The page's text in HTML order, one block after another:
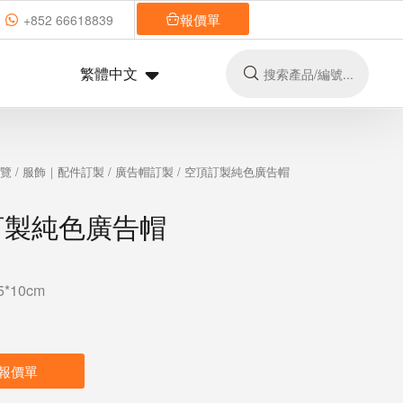
+852 66618839 報價單
繁體中文
/ 服飾｜配件訂製 / 廣告帽訂製 / 空頂訂製純色廣告帽
純色廣告帽
價單